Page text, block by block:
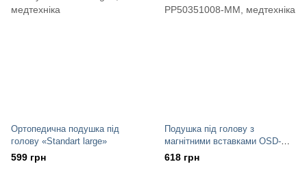
Ортопедична подушка під
голову «Standart large»
599 грн
Подушка під голову з
магнітними вставками OSD-
PP50351008-MM
618 грн